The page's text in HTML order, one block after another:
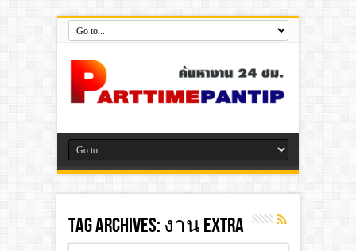
Tag Archives: งาน Extra